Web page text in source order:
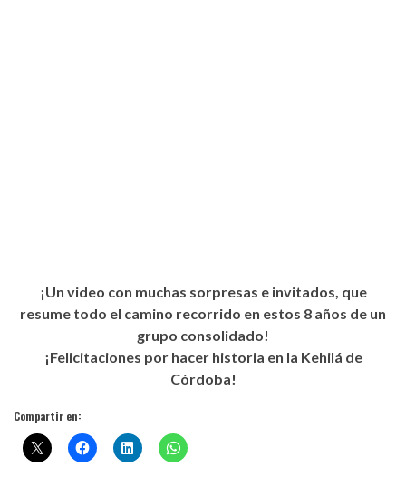
¡Un video con muchas sorpresas e invitados, que
resume todo el camino recorrido en estos 8 años de un
grupo consolidado!
¡Felicitaciones por hacer historia en la Kehilá de
Córdoba!
Compartir en: